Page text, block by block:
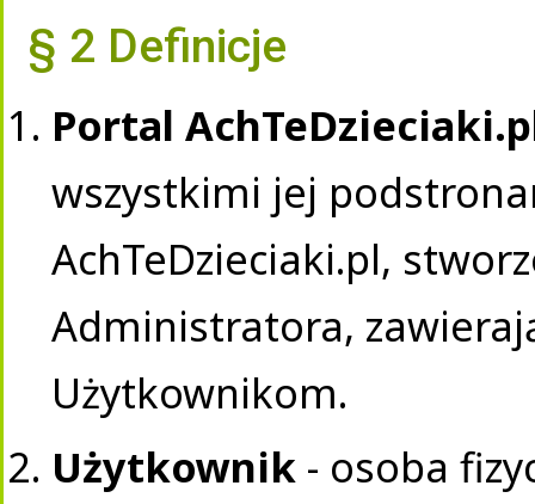
§ 2 Definicje
Portal
wszystkimi jej
AchTeDzieciaki.pl,
Administratora,
Użytkownikom.
Użytkownik - osoba